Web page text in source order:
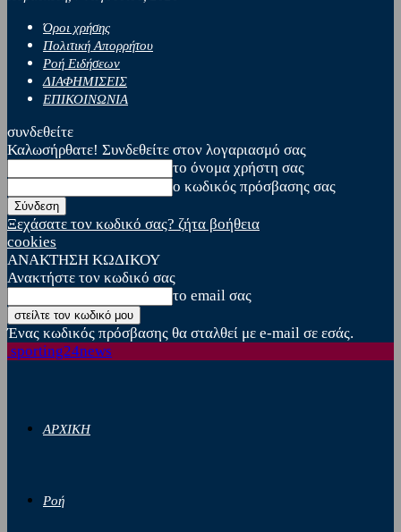
Όροι χρήσης
Πολιτική Απορρήτου
Ροή Ειδήσεων
ΔΙΑΦΗΜΙΣΕΙΣ
ΕΠΙΚΟΙΝΩΝΙΑ
συνδεθείτε
Καλωσήρθατε! Συνδεθείτε στον λογαριασμό σας
το όνομα χρήστη σας
ο κωδικός πρόσβασης σας
Ξεχάσατε τον κωδικό σας? ζήτα βοήθεια
cookies
ΑΝΑΚΤΗΣΗ ΚΩΔΙΚΟΥ
Ανακτήστε τον κωδικό σας
το email σας
Ένας κωδικός πρόσβασης θα σταλθεί με e-mail σε εσάς.
sporting24news
ΑΡΧΙΚΗ
Ροή